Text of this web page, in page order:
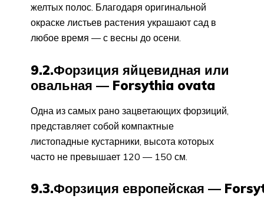
желтых полос. Благодаря оригинальной
окраске листьев растения украшают сад в
любое время — с весны до осени.
9.2.Форзиция яйцевидная или
овальная — Forsythia ovata
Одна из самых рано зацветающих форзиций,
представляет собой компактные
листопадные кустарники, высота которых
часто не превышает 120 — 150 см.
9.3.Форзиция европейская —